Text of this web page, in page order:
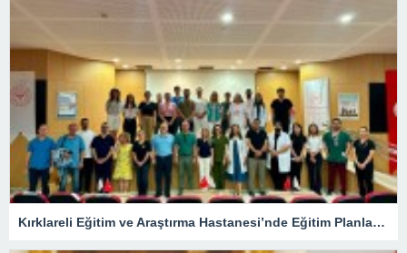
Kırklareli Eğitim ve Araştırma Hastanesi’nde Eğitim Planlaması Masaya Yatırıldı